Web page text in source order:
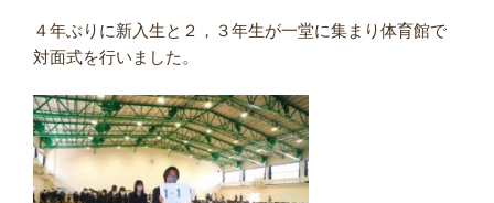
４年ぶりに新入生と２，３年生が一堂に集まり体育館で
対面式を行いました。